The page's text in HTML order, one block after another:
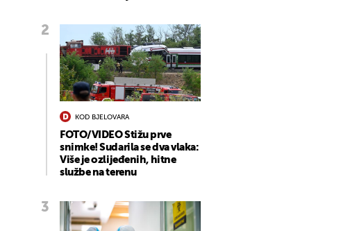
KOD BJELOVARA
FOTO/VIDEO Stižu prve
snimke! Sudarila se dva vlaka:
Više je ozlijeđenih, hitne
službe na terenu